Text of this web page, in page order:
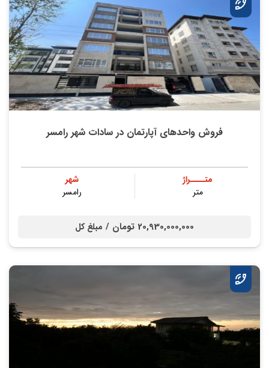
فروش واحدهای آپارتمان در سادات شهر رامسر
متــــراژ
متر
شهر
رامسر
20,930,000,000 تومان / مبلغ کل